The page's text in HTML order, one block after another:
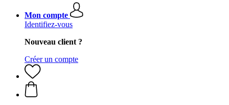
Mon compte
Identifiez-vous
Nouveau client ?
Créer un compte